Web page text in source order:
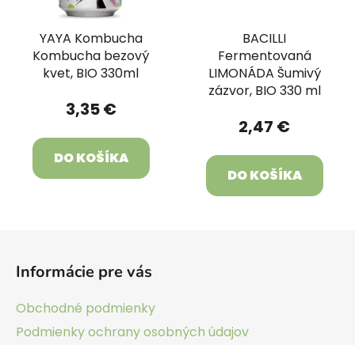
YAYA Kombucha
Kombucha bezový
kvet, BIO 330ml
3,35 €
DO KOŠÍKA
BACILLI
Fermentovaná
LIMONÁDA Šumivý
zázvor, BIO 330 ml
2,47 €
DO KOŠÍKA
Informácie pre vás
Obchodné podmienky
Podmienky ochrany osobných údajov